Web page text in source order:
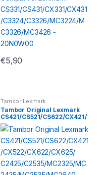
€5,90
Tambor Lexmark
Tambor Original Lexmark
CS421/CS521/CS622/CX421/
CX522/CX622/CX625/
C2425/C2535/MC2325/MC24
25/MC2535/MC2640 –
78C0Z50